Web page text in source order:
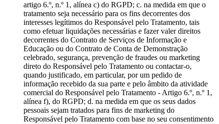
artigo 6.º, n.º 1, alínea c) do RGPD; c. na medida em que o
tratamento seja necessário para os fins decorrentes dos
interesses legítimos do Responsável pelo Tratamento, tais
como efetuar liquidações necessárias e fazer valer direitos
decorrentes do Contrato de Serviços de Informação e
Educação ou do Contrato de Conta de Demonstração
celebrado, segurança, prevenção de fraudes ou marketing
direto do Responsável pelo Tratamento ou contactar-o,
quando justificado, em particular, por um pedido de
informação recebido da sua parte e pelo âmbito da atividade
comercial do Responsável pelo Tratamento - Artigo 6.º, n.º 1,
alínea f), do RGPD; d. na medida em que os seus dados
pessoais sejam tratados para fins de marketing do
Responsável pelo Tratamento com base no seu consentimento